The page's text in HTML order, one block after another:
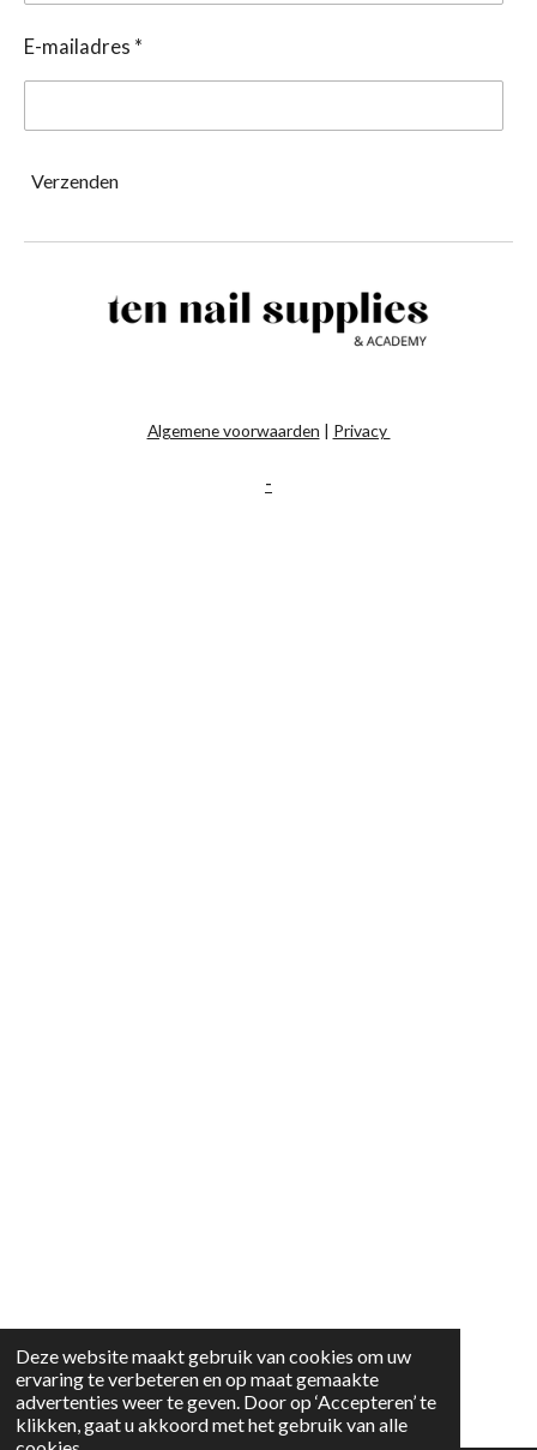
Deze website maakt gebruik van cookies om uw
ervaring te verbeteren en op maat gemaakte
advertenties weer te geven. Door op ‘Accepteren’ te
klikken, gaat u akkoord met het gebruik van alle
E-mailadres *
Verzenden
Algemene voorwaarden | Privacy
-